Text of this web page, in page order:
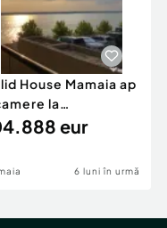
House Mamaia ap
la
Mega
eur
6 luni în urmă